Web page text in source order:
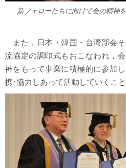
新フェローたちに向けて会の精神
また，日本・韓国・台湾部会
流協定の調印式もおこなわれ，
神をもって事業に積極的に参加
携･協力しあって活動していくこ